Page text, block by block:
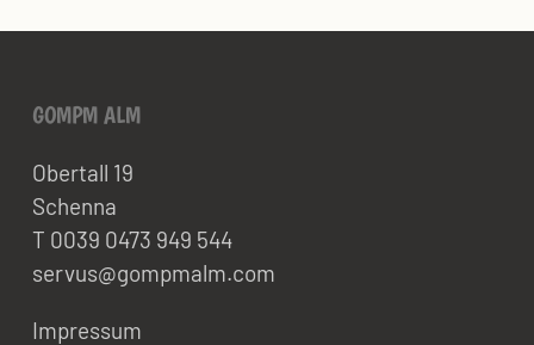
GOMPM ALM
Obertall 19
Schenna
T 0039 0473 949 544
servus@gompmalm.com
Impressum